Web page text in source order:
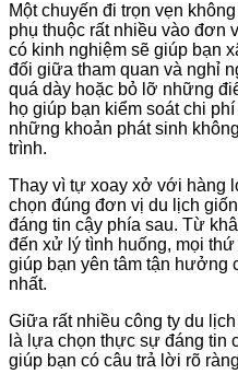
Một chuyến đi trọn vẹn
phụ thuộc rất nhiều vào đơn
có kinh nghiệm sẽ giúp bạn
đối giữa tham quan và nghỉ
quá dày hoặc bỏ lỡ những
họ giúp bạn kiểm soát chi
những khoản phát sinh
trình.
Thay vì tự xoay xở với hàng
chọn đúng đơn vị du lịch
đáng tin cậy phía sau. Từ
đến xử lý tình huống, mọi
giúp bạn yên tâm tận hưởng
nhất.
Giữa rất nhiều công ty du
là lựa chọn thực sự đáng tin
giúp bạn có câu trả lời rõ